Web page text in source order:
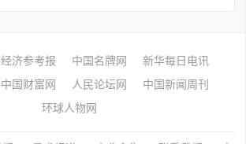
经济参考报 中国名牌网
新华每日电讯
中国财富网 人民论坛网
中国新闻周刊
环球人物网